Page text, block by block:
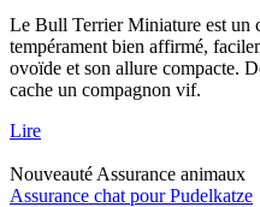
Le Bull Terrier Miniature est un
tempérament bien affirmé,
ovoïde et son allure compacte.
cache un compagnon vif.
Lire
Nouveauté Assurance animaux
Assurance chat pour Pudelkatze